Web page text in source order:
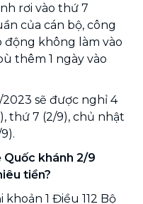
rơi vào thứ 7
của cán bộ, công
động không làm vào
thêm 1 ngày vào
sẽ được nghỉ 4
thứ 7 (2/9), chủ nhật
khánh 2/9
tiền?
1 Điều 112 Bộ